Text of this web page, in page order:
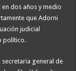
dos años y medio
que Adorni
judicial
político.
secretaria general de